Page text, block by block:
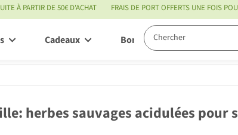
À PARTIR DE 50€ D'ACHAT FRAIS DE PORT OFFERTS UNE FOIS
Cadeaux Bon à savoir
herbes sauvages acidulées pour